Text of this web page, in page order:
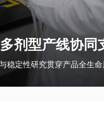
稳定性研究贯穿产品全生
剂型产线协同